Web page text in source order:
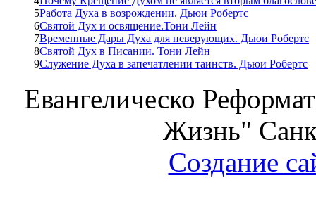
5Работа Духа в возрождении. Дьюи Робертс
6Святой Дух и освящение.Тони Лейн
7Временные Дары Духа для неверующих. Дьюи Робертс
8Святой Дух в Писании. Тони Лейн
9Служение Духа в запечатлении таинств. Дьюи Робертс
Евангелическо
Жизнь"
Создание